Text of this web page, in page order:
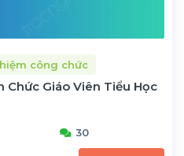
công chức
Chức Giáo Viên Tiểu Học
30